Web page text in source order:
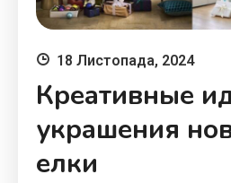
18 Листопада, 2024
Креативные
украшения
елки